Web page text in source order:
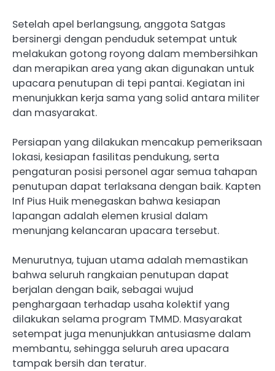
Setelah apel berlangsung, anggota Satgas
bersinergi dengan penduduk setempat untuk
melakukan gotong royong dalam membersihkan
dan merapikan area yang akan digunakan untuk
upacara penutupan di tepi pantai. Kegiatan ini
menunjukkan kerja sama yang solid antara militer
dan masyarakat.
Persiapan yang dilakukan mencakup pemeriksaan
lokasi, kesiapan fasilitas pendukung, serta
pengaturan posisi personel agar semua tahapan
penutupan dapat terlaksana dengan baik. Kapten
Inf Pius Huik menegaskan bahwa kesiapan
lapangan adalah elemen krusial dalam
menunjang kelancaran upacara tersebut.
Menurutnya, tujuan utama adalah memastikan
bahwa seluruh rangkaian penutupan dapat
berjalan dengan baik, sebagai wujud
penghargaan terhadap usaha kolektif yang
dilakukan selama program TMMD. Masyarakat
setempat juga menunjukkan antusiasme dalam
membantu, sehingga seluruh area upacara
tampak bersih dan teratur.